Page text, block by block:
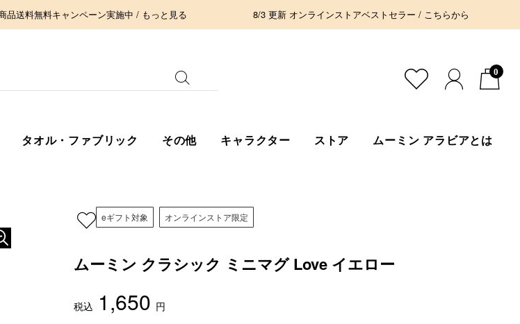
品送料無料キャンペーン実施中 / もっと見る 8/3 更新 オンラインストアベストセラー / こちらから
0
タオル・ファブリック その他 キャラクター ストア ムーミン アラビアとは
eギフト対象 オンラインストア限定
ムーミン クラシック ミニマグ Love イエロー
税込 1,650 円